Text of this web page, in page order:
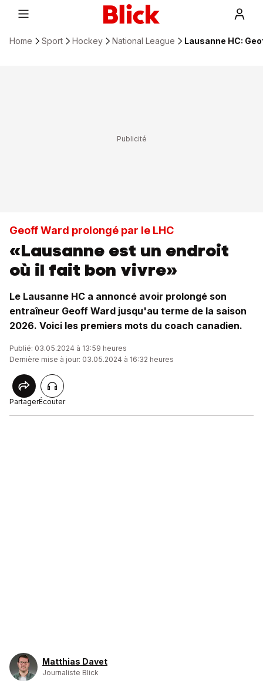
Home Sport Hockey National League Lausanne HC:
Geoff Ward prolongé par le LHC
«Lausanne est un endroit
où il fait bon vivre»
Le Lausanne HC a annoncé avoir prolongé son
entraîneur Geoff Ward jusqu'au terme de la saison
2026. Voici les premiers mots du coach canadien.
Publié: 03.05.2024 à 13:59 heures
Dernière mise à jour: 03.05.2024 à 16:32 heures
PartagerÉcouter
Matthias Davet
Journaliste Blick